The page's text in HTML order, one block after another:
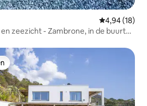
Gemiddelde
4,94 (18)
zeezicht - Zambrone, in de buurt